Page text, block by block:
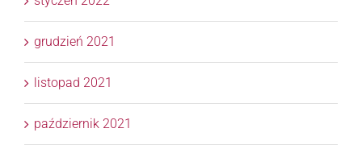
grudzień 2021
listopad 2021
październik 2021